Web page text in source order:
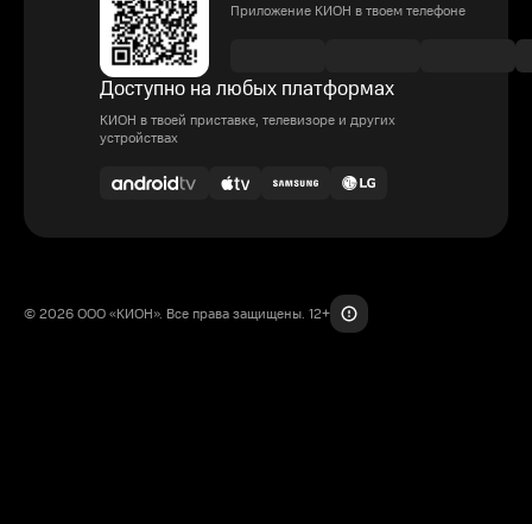
Приложение КИОН в твоем телефоне
Доступно на любых платформах
КИОН в твоей приставке, телевизоре и других
устройствах
© 2026 ООО «КИОН». Все права защищены. 12+